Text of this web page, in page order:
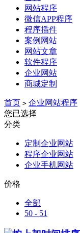
网站程序
微信APP程序
程序插件
案例网站
网站文章
软件程序
企业网站
商城定制
首页 > 企业网站程序
您已选择
分类
定制企业网站
程序企业网站
企业手机网站
价格
全部
50 - 51